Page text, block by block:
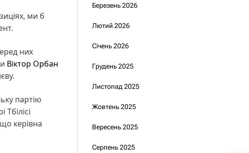
ми б
них
Віктор Орбан
партію
керівна
Березень 2026
Лютий 2026
Січень 2026
Грудень 2025
Листопад 2025
Жовтень 2025
Вересень 2025
Серпень 2025